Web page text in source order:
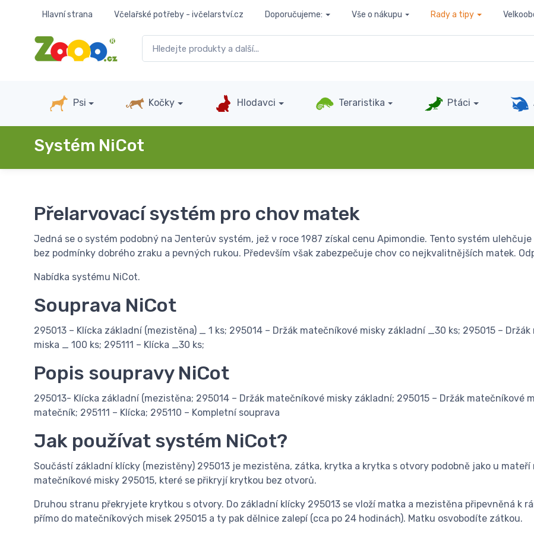
Hlavní strana Včelařské potřeby - ivčelarství.cz Doporučujeme: Vše o nákupu Rady a tipy
Psi Kočky Hlodavci Teraristika Ptáci
Systém NiCot
Přelarvovací systém pro chov matek
Jedná se o systém podobný na Jenterův systém, jež v roce 1987 získal cenu Apimondie. Tento systém
bez podmínky dobrého zraku a pevných rukou. Především však zabezpečuje chov co nejkvalitnějších matek.
Nabídka systému NiCot.
Souprava NiCot
295013 – Klícka základní (mezistěna) _ 1 ks; 295014 – Držák matečníkové misky základní _30 ks; 295015 –
miska _ 100 ks; 295111 – Klícka _30 ks;
Popis soupravy NiCot
295013- Klícka základní (mezistěna; 295014 – Držák matečníkové misky základní; 295015 – Držák matečníkové
matečník; 295111 – Klícka; 295110 – Kompletní souprava
Jak používat systém NiCot?
Součástí základní klícky (mezistěny) 295013 je mezistěna, zátka, krytka a krytka s otvory podobně jako u
matečníkové misky 295015, které se přikryjí krytkou bez otvorů.
Druhou stranu překryjete krytkou s otvory. Do základní klícky 295013 se vloží matka a mezistěna připevněná k
přímo do matečníkových misek 295015 a ty pak dělnice zalepí (cca po 24 hodinách). Matku osvobodíte zátkou.